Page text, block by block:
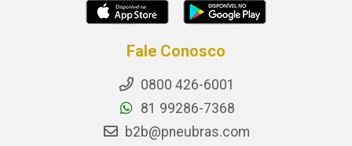
Fale Conosco
0800 426-6001
81 99286-7368
b2b@pneubras.com